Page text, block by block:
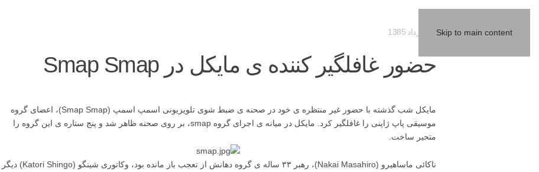
Skip to main content
حضور غافلگیر کننده ی مایکل در Smap Smap
مایکل شب گذشته با حضور غیر منتظره ی خود در صحنه ی ضبط شوی تلویزیونی اسمپ اسمپ (Smap Smap)، اعضای گروه
موسیقی پاپ ژاپنی را غافلگیر کرد. مایکل در میانه ی اجرای گروه smap، بر روی صحنه ظاهر شد و پنج ستاره ی این گروه را
متحیر ساخت.
ناکائی ماساهیرو (Nakai Masahiro)، رهبر ۳۳ ساله ی گروه دهانش از تعجب باز مانده بود، وکاتوری شینگو (Katori Shingo) دیگر